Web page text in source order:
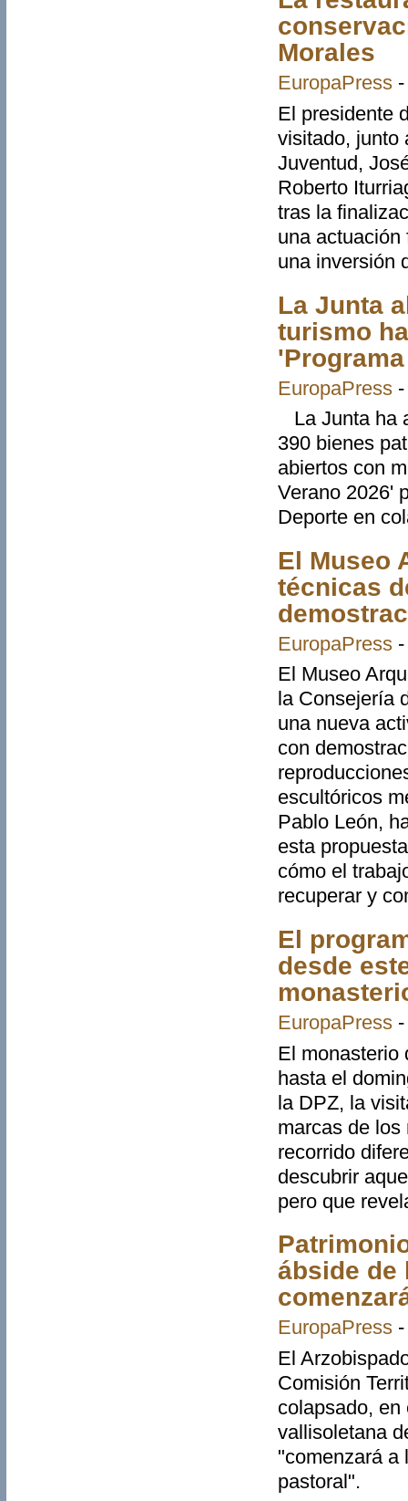
Morales
EuropaPress
El presidente
visitado, junto
Juventud,
Roberto
tras la
una
una inversión
La Junta
turismo
EuropaPress
La Junta ha
390 bienes
abiertos con
Verano 2026'
Deporte en
El Museo
técnicas
EuropaPress
El Museo
la Consejería
una nueva
con
escultóricos
Pablo León,
esta
cómo el
recuperar y
El
desde
EuropaPress
El monasterio
hasta el
la DPZ, la
marcas de los
recorrido
descubrir
pero que
ábside de
EuropaPress
El
Comisión
colapsado,
vallisoletana
"comenzará a
pastoral".